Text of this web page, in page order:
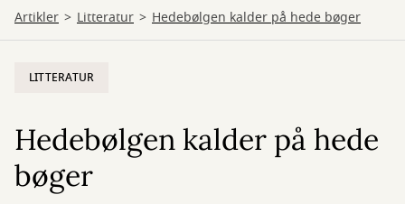
Artikler Litteratur Hedebølgen kalder på hede bøger
LITTERATUR
Hedebølgen kalder på hede
bøger